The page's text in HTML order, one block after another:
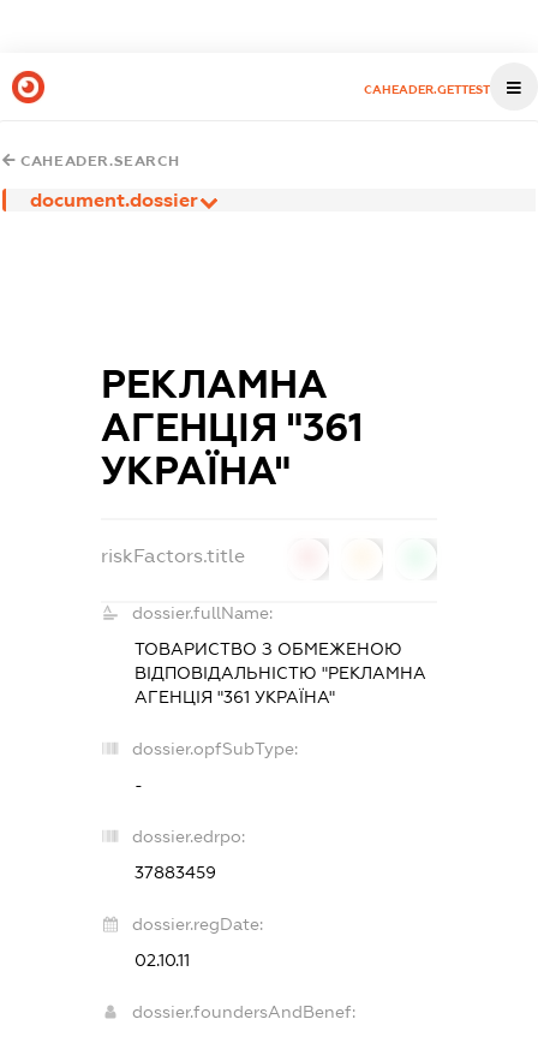
CAHEADER.GETTEST
CAHEADER.SEARCH
document.dossier
РЕКЛАМНА
АГЕНЦІЯ "361
УКРАЇНА"
riskFactors.title
dossier.fullName:
ТОВАРИСТВО З ОБМЕЖЕНОЮ
ВІДПОВІДАЛЬНІСТЮ "РЕКЛАМНА
АГЕНЦІЯ "361 УКРАЇНА"
dossier.opfSubType:
-
dossier.edrpo:
37883459
dossier.regDate:
02.10.11
dossier.foundersAndBenef: